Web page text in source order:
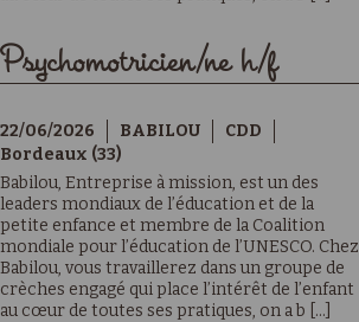
Psychomotricien/ne h/f
22/06/2026 BABILOU
CDD
Bordeaux (33)
Babilou, Entreprise à mission, est un des
leaders mondiaux de l’éducation et de la
petite enfance et membre de la Coalition
mondiale pour l’éducation de l’UNESCO. Chez
Babilou, vous travaillerez dans un groupe de
crèches engagé qui place l’intérêt de l’enfant
au cœur de toutes ses pratiques, on a b [...]